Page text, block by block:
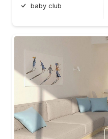
baby club